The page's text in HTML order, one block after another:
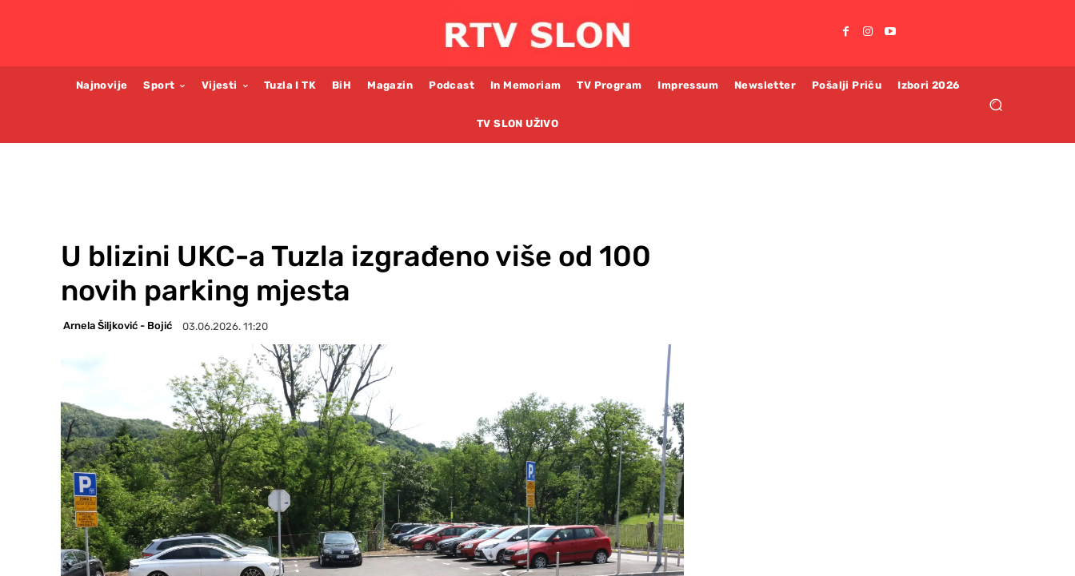
Najnovije Sport Vijesti Tuzla I TK BiH Magazin Podcast In Memoriam TV Program Impressum Newsletter Pošalji Priču Izbori 2026
TV SLON UŽIVO
U blizini UKC-a Tuzla izgrađeno više od 100
novih parking mjesta
Arnela Šiljković - Bojić 03.06.2026. 11:20